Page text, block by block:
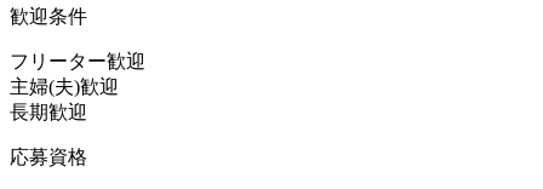
歓迎条件
フリーター歓迎
主婦(夫)歓迎
長期歓迎
応募資格